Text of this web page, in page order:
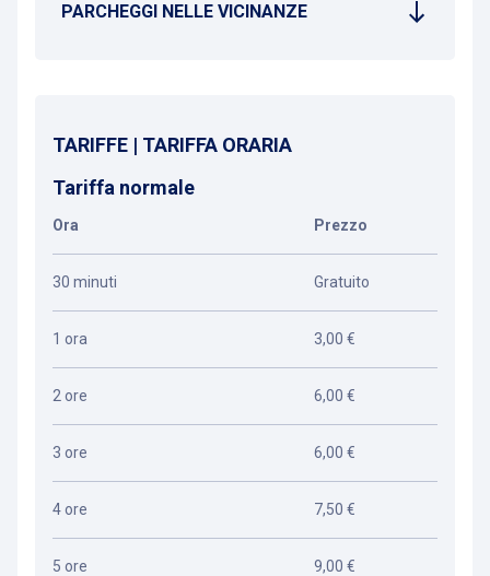
PARCHEGGI NELLE VICINANZE
TARIFFE | TARIFFA ORARIA
Tariffa normale
Ora Prezzo
30 minuti Gratuito
1 ora 3,00 €
2 ore 6,00 €
3 ore 6,00 €
4 ore 7,50 €
5 ore 9,00 €